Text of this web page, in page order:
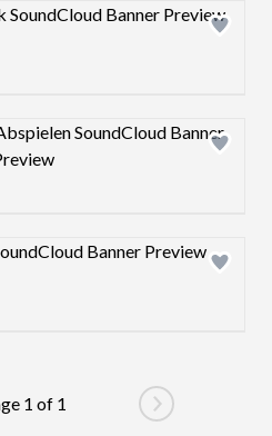
Design preview image
Design preview image
Design preview image
1 of 1
Go to next